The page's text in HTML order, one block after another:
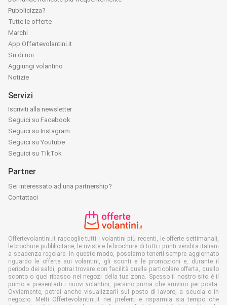
Pubblicizza?
Tutte le offerte
Marchi
App Offertevolantini.it
Su di noi
Aggiungi volantino
Notizie
Servizi
Iscriviti alla newsletter
Seguici su Facebook
Seguici su Instagram
Seguici su Youtube
Seguici su TikTok
Partner
Sei interessato ad una partnership?
Contattaci
Offertevolantini.it raccoglie tutti i volantini più recenti, le offerte settimanali,
le brochure pubblicitarie, le riviste e le brochure di tutti i punti vendita italiani
a scadenza regolare. In questo modo, possiamo tenerti sempre aggiornato
riguardo le offerte sui volantini, gli sconti e le promozioni e, durante il
periodo dei saldi, potrai trovare con facilità quella particolare offerta, quello
sconto o quel ribasso nei negozi della tua zona. Spesso il nostro sito è il
primo a presentarti i nuovi volantini, persino prima che arrivino per posta.
Ovviamente, potrai anche visualizzarli sul posto di lavoro, a scuola o in
negozio. Metti Offertevolantini.it nei preferiti e risparmia sia tempo che